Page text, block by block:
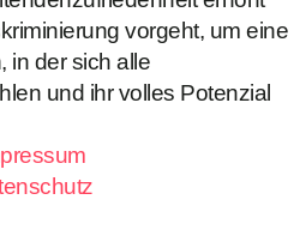
vorgeht, um eine
in der sich alle
und ihr volles Potenzial